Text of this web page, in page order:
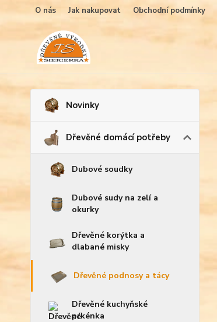
O nás Jak nakupovat Obchodní podmínky
Novinky
Dřevěné domácí potřeby
Dubové soudky
Dubové sudy na zelí a
okurky
Dřevěné korýtka a
dlabané misky
Dřevěné podnosy a tácy
Dřevěné kuchyňské
prkénka